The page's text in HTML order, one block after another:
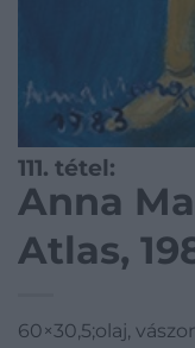
111. tétel:
Anna Margit:
Atlas,
60×30,5;olaj,